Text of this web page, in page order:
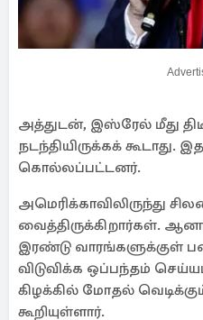
அத்துடன், இஸ்ரேல் மீது
நடந்தியிருக்கக் கூடாது.
கொல்லப்பட்டனர்.
அமெரிக்காவிலிருந்து
வைத்திருக்கிறார்கள்.
இரண்டு வாரங்களுக்குள்
விடுவிக்க ஒப்பந்தம்
கிழக்கில் மோதல்
கூறியுள்ளார்.